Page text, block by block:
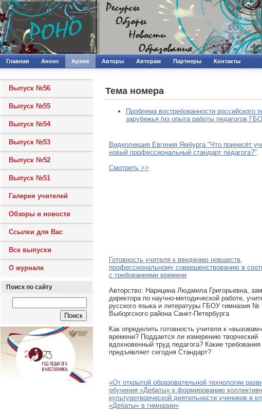
Главная Анонс Архив Авторы Авторам Партнеры Контакты
Выпуск №56
Выпуск №55
Выпуск №54
Выпуск №53
Выпуск №52
Выпуск №51
Галерея учителей
Обзоры и новости
Ссылки для Вас
Все выпуски
О журнале
Поиск по сайту
Тема номера
Проблема востребованности российского
зарубежья (из опыта работы педагогов
Видеолекция Евгения Ямбурга "Что принесёт
новый профессиональный стандарт педагога?"
Смотреть >>
Готовность учителя к введению новшеств,
профессиональному совершенствованию в
с требованиями времени
Авторcтво: Нарицина Людмила Григорьевна,
директора по научно-методической работе,
русского языка и литературы ГБОУ гимназия №
Выборгского района Санкт-Петербурга
Как определить готовность учителя к «вызовам»
времени? Поддается ли измерению творческий
вдохновенный труд педагога? Какие требования
предъявляет сегодня Стандарт?
«От открытой образовательной технологии
обучения «Дебаты» к формированию
культуротворческой деятельности учеников в
«Дебаты» в гимназии»